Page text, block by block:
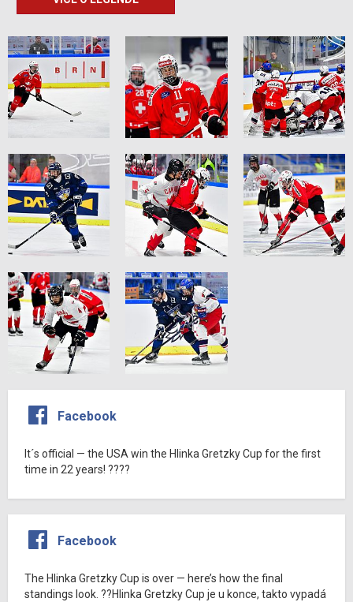
Facebook
It´s official — the USA win the Hlinka Gretzky Cup for the first
time in 22 years! ????
Facebook
The Hlinka Gretzky Cup is over — here’s how the final
standings look. ??Hlinka Gretzky Cup je u konce, takto vypadá